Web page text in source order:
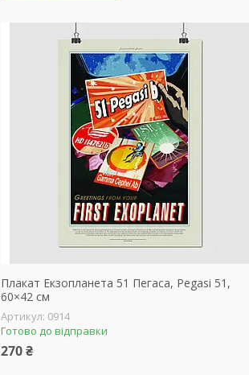
Плакат Екзопланета 51 Пегаса, Pegasi 51,
60×42 см
0914
Готово до відправки
270 ₴